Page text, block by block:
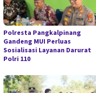
Polresta Pangkalpinang
Gandeng MUI Perluas
Sosialisasi Layanan Darurat
Polri 110